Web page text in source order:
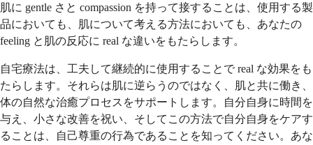
肌に gentle さと compassion を持って接することは、使用する製
品においても、肌について考える方法においても、あなたの
feeling と肌の反応に real な違いをもたらします。
自宅療法は、工夫して継続的に使用することで real な効果をも
たらします。それらは肌に逆らうのではなく、肌と共に働き、
体の自然な治癒プロセスをサポートします。自分自身に時間を
与え、小さな改善を祝い、そしてこの方法で自分自身をケアす
ることは、自己尊重の行為であることを知ってください。あな